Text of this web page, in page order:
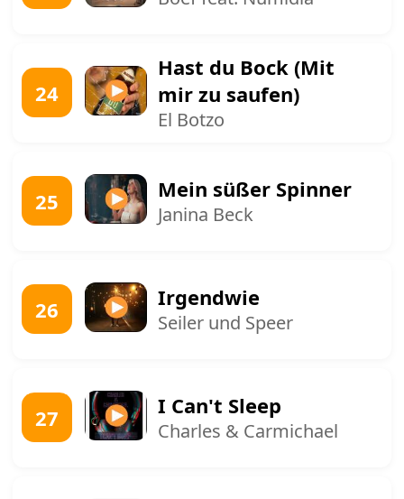
24
Hast du Bock (Mit
mir zu saufen)
El Botzo
25 Mein süßer Spinner
Janina Beck
26 Irgendwie
Seiler und Speer
27 I Can't Sleep
Charles & Carmichael